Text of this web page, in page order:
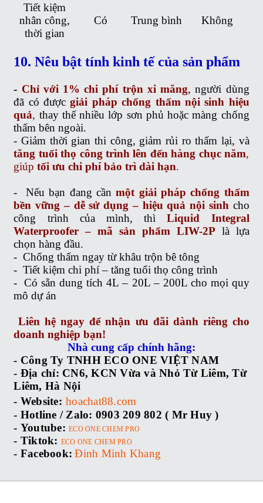
Tiết kiệm
nhân công,
thời gian
Có Trung bình Không
10. Nêu bật tính kinh tế của sản phẩm
- Chỉ với 1% chi phí trộn xi măng, người dùng
đã có đượcgiải pháp chống thấm nội sinh hiệu
quả, thay thế nhiều lớp sơn phủ hoặc màng chống
thấm bên ngoài.
- Giảm thời gian thi công, giảm rủi ro thấm lại, và
tăng tuổi thọ công trình lên đến hàng chục năm,
giúptối ưu chi phí bảo trì dài hạn.
- Nếu bạn đang cầnmột giải pháp chống thấm
bền vững – dễ sử dụng – hiệu quả nội sinh cho
công trình của mình, thìLiquid Integral
Waterproofer – mã sản phẩm LIW-2P là lựa
chọn hàng đầu.
- Chống thấm ngay từ khâu trộn bê tông
- Tiết kiệm chi phí – tăng tuổi thọ công trình
- Có sẵn dung tích 4L – 20L – 200L cho mọi quy
mô dự án
Liên hệ ngay để nhận ưu đãi dành riêng cho
doanh nghiệp bạn!
Nhà cung cấp chính hãng:
- Công Ty TNHH ECO ONE VIỆT NAM
- Địa chỉ: CN6, KCN Vừa và Nhỏ Từ Liêm, Từ
Liêm, Hà Nội
- Website: hoachat88.com
- Hotline / Zalo: 0903 209 802 ( Mr Huy )
- Youtube: ECO ONE CHEM PRO
- Tiktok: ECO ONE CHEM PRO
- Facebook: Đinh Minh Khang